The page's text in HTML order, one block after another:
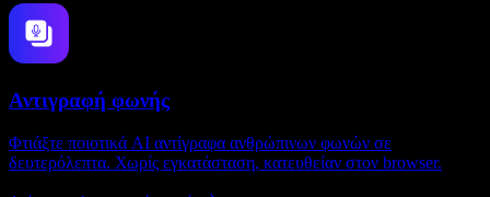
Αντιγραφή φωνής
Φτιάξτε ποιοτικά AI αντίγραφα ανθρώπινων φωνών σε
δευτερόλεπτα. Χωρίς εγκατάσταση, κατευθείαν στον browser.